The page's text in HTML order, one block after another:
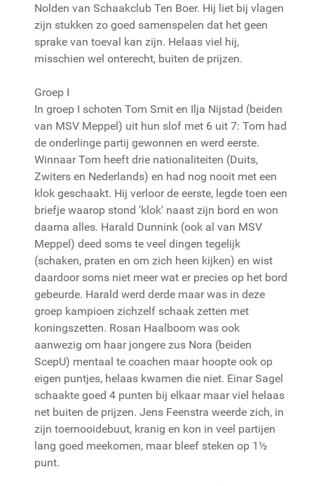
Nolden van Schaakclub Ten Boer. Hij liet bij vlagen
zijn stukken zo goed samenspelen dat het geen
sprake van toeval kan zijn. Helaas viel hij,
misschien wel onterecht, buiten de prijzen.
Groep I
In groep I schoten Tom Smit en Ilja Nijstad (beiden
van MSV Meppel) uit hun slof met 6 uit 7: Tom had
de onderlinge partij gewonnen en werd eerste.
Winnaar Tom heeft drie nationaliteiten (Duits,
Zwiters en Nederlands) en had nog nooit met een
klok geschaakt. Hij verloor de eerste, legde toen een
briefje waarop stond 'klok' naast zijn bord en won
daarna alles. Harald Dunnink (ook al van MSV
Meppel) deed soms te veel dingen tegelijk
(schaken, praten en om zich heen kijken) en wist
daardoor soms niet meer wat er precies op het bord
gebeurde. Harald werd derde maar was in deze
groep kampioen zichzelf schaak zetten met
koningszetten. Rosan Haalboom was ook
aanwezig om haar jongere zus Nora (beiden
ScepU) mentaal te coachen maar hoopte ook op
eigen puntjes, helaas kwamen die niet. Einar Sagel
schaakte goed 4 punten bij elkaar maar viel helaas
net buiten de prijzen. Jens Feenstra weerde zich, in
zijn toernooidebuut, kranig en kon in veel partijen
lang goed meekomen, maar bleef steken op 1½
punt.